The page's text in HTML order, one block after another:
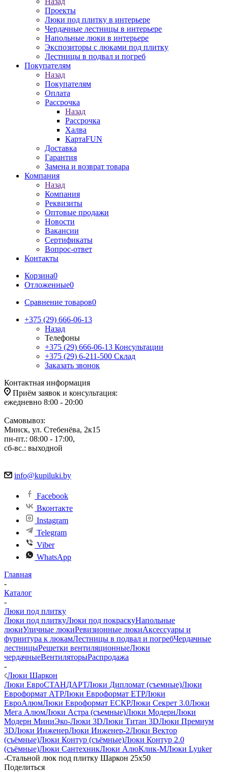
Проекты
Люки под плитку в интерьере
Чердачные лестницы в интерьере
Напольные люки в интерьере
Экспозиторы с люками под плитку
Лестницы в подвал и погреб
Покупателям
Назад
Покупателям
Оплата
Рассрочка
Назад
Рассрочка
Халва
КартаFUN
Доставка
Гарантия
Замена и возврат товара
Компания
Назад
Компания
Реквизиты
Оптовые продажи
Новости
Вакансии
Сертификаты
Вопрос-ответ
Контакты
Корзина0
Отложенные0
Сравнение товаров0
+375 (29) 666-06-13
Назад
Телефоны
+375 (29) 666-06-13 Консультации
+375 (29) 6-211-500 Склад
Заказать звонок
Контактная информация
Приём заявок и консультация:
ежедневно 8:00 - 20:00
Самовывоз:
Минск, ул. Стебенёва, 2к15
пн-пт.: 08:00 - 17:00,
сб-вс.: выходной
info@kupiluki.by
Facebook
Вконтакте
Instagram
Telegram
Viber
WhatsApp
Главная
-
Каталог
-
Люки под плитку
Люки под плиткуЛюки под покраскуНапольные
люкиУличные люкиРевизионные люкиАксессуары и
фурнитура к люкамЛестницы в подвал и погребЧердачные
лестницыРешетки вентиляционныеЛюки
чердачныеВентиляторыРаспродажа
-
Люки Шаркон
Люки ЕвроСТАНДАРТЛюки Дипломат (съемные)Люки
Евроформат АТРЛюки Евроформат ЕТРЛюки
ЕвроАлюмЛюки Евроформат ЕСКРЛюки Секрет 3.0Люки
Мега АлюмЛюки Астра (съемные)Люки МодернЛюки
Модерн МиниЭко-Люки 3DЛюки Титан 3DЛюки Премиум
3DЛюки ИнженерЛюки Инженер-2Люки Вектор
(съёмные)Люки Контур (съёмные)Люки Контур 2.0
(съёмные)Люки СантехникЛюки АлюКлик-МЛюки Lyuker
-Стальной люк под плитку Шаркон 25x50
Поделиться